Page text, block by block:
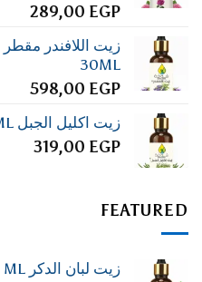
تم
من
5
289,00 EGP
30ML
598,00 EGP
زيت اكليل الجبل Rosemary Oil 30ML
319,00 EGP
FEATURED
زيت لبان الدكر Frankincense Oil 10 ML